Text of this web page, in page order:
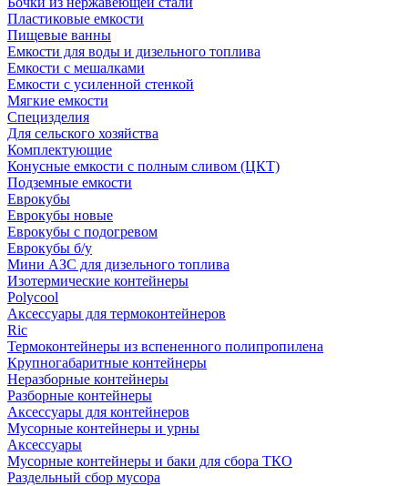
Пластиковые емкости
Пищевые ванны
Емкости для воды и дизельного топлива
Емкости с мешалками
Емкости с усиленной стенкой
Мягкие емкости
Специзделия
Для сельского хозяйства
Комплектующие
Конусные емкости с полным сливом (ЦКТ)
Подземные емкости
Еврокубы
Еврокубы новые
Еврокубы с подогревом
Еврокубы б/у
Мини АЗС для дизельного топлива
Изотермические контейнеры
Polycool
Аксессуары для термоконтейнеров
Ric
Термоконтейнеры из вспененного полипропилена
Крупногабаритные контейнеры
Неразборные контейнеры
Разборные контейнеры
Аксессуары для контейнеров
Мусорные контейнеры и урны
Аксессуары
Мусорные контейнеры и баки для сбора ТКО
Раздельный сбор мусора